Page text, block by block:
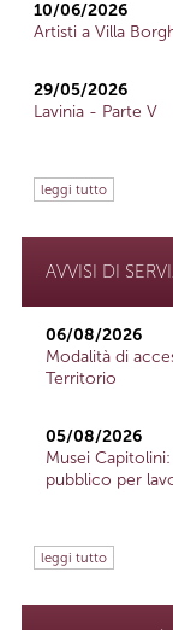
10/06/2026
Artisti a Villa
29/05/2026
Lavinia - Parte V
leggi tutto
AVVISI DI
06/08/2026
Modalità di
Territorio
05/08/2026
Musei
pubblico per
leggi tutto